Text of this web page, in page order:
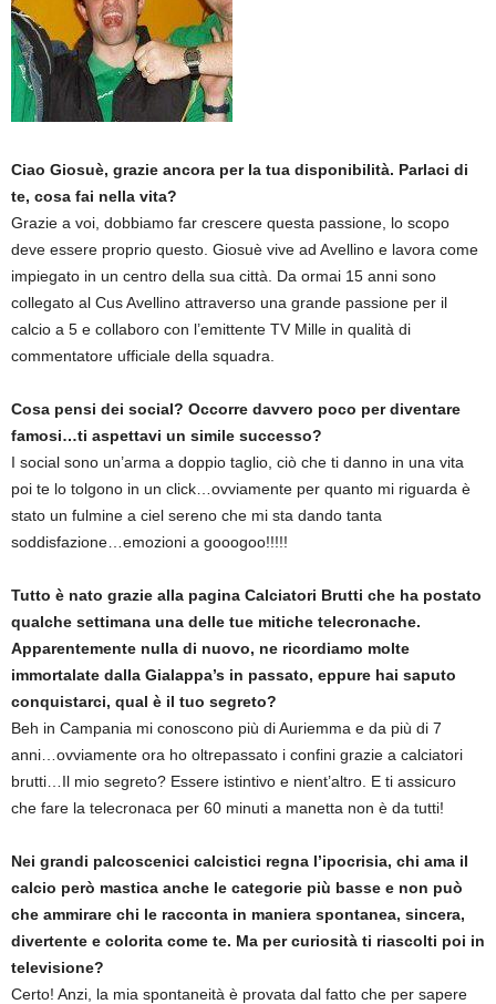
Ciao Giosuè, grazie ancora per la tua disponibilità. Parlaci di
te, cosa fai nella vita?
Grazie a voi, dobbiamo far crescere questa passione, lo scopo
deve essere proprio questo. Giosuè vive ad Avellino e lavora come
impiegato in un centro della sua città. Da ormai 15 anni sono
collegato al Cus Avellino attraverso una grande passione per il
calcio a 5 e collaboro con l’emittente TV Mille in qualità di
commentatore ufficiale della squadra.
Cosa pensi dei social? Occorre davvero poco per diventare
famosi…ti aspettavi un simile successo?
I social sono un’arma a doppio taglio, ciò che ti danno in una vita
poi te lo tolgono in un click…ovviamente per quanto mi riguarda è
stato un fulmine a ciel sereno che mi sta dando tanta
soddisfazione…emozioni a gooogoo!!!!!
Tutto è nato grazie alla pagina Calciatori Brutti che ha postato
qualche settimana una delle tue mitiche telecronache.
Apparentemente nulla di nuovo, ne ricordiamo molte
immortalate dalla Gialappa’s in passato, eppure hai saputo
conquistarci, qual è il tuo segreto?
Beh in Campania mi conoscono più di Auriemma e da più di 7
anni…ovviamente ora ho oltrepassato i confini grazie a calciatori
brutti…Il mio segreto? Essere istintivo e nient’altro. E ti assicuro
che fare la telecronaca per 60 minuti a manetta non è da tutti!
Nei grandi palcoscenici calcistici regna l’ipocrisia, chi ama il
calcio però mastica anche le categorie più basse e non può
che ammirare chi le racconta in maniera spontanea, sincera,
divertente e colorita come te. Ma per curiosità ti riascolti poi in
televisione?
Certo! Anzi, la mia spontaneità è provata dal fatto che per sapere